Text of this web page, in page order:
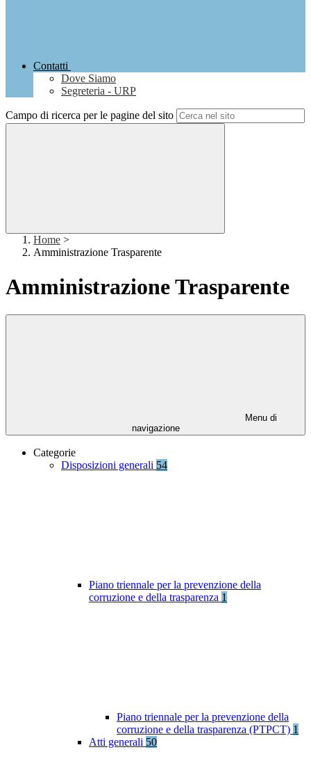
Contatti
Dove Siamo
Segreteria - URP
Campo di ricerca per le pagine del sito
Home >
Amministrazione Trasparente
Amministrazione Trasparente
Menu di
navigazione
Categorie
Disposizioni generali 54
Piano triennale per la prevenzione della
corruzione e della trasparenza 1
Piano triennale per la prevenzione della
corruzione e della trasparenza (PTPCT) 1
Atti generali 50